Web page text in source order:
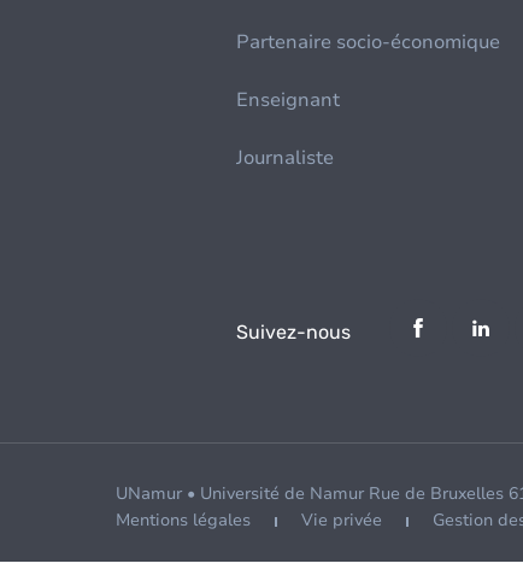
Partenaire socio-économique
Enseignant
Journaliste
Suivez-nous
UNamur • Université de Namur Rue de Bruxelles
Mentions légales
Vie privée Gestion